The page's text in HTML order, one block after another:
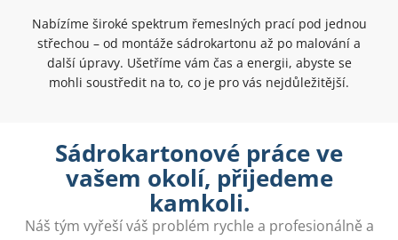
Nabízíme široké spektrum řemeslných prací pod jednou
střechou – od montáže sádrokartonu až po malování a
další úpravy. Ušetříme vám čas a energii, abyste se
mohli soustředit na to, co je pro vás nejdůležitější.
Sádrokartonové práce ve
vašem okolí, přijedeme
kamkoli.
Náš tým vyřeší váš problém rychle a profesionálně a